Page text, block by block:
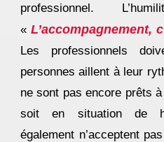
professionnel.
« L’accompagnement,
Les professionnels
personnes aillent à leur
ne sont pas encore prêts
soit en situation de
également n’acceptent